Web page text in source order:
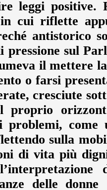
leggi positive.
cui riflette
antistorico
sul
il mettere
o farsi
cresciute
come
sulla
di vita più
delle